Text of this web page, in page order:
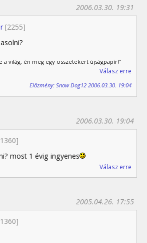
[2255]
2006.03.30. 19:31
a világ, én meg egy összetekert újságpapír!"
Válasz erre
Előzmény: Snow Dog12 2006.03.30. 19:04
2006.03.30. 19:04
most 1 évig ingyenes
Válasz erre
2005.04.26. 17:55